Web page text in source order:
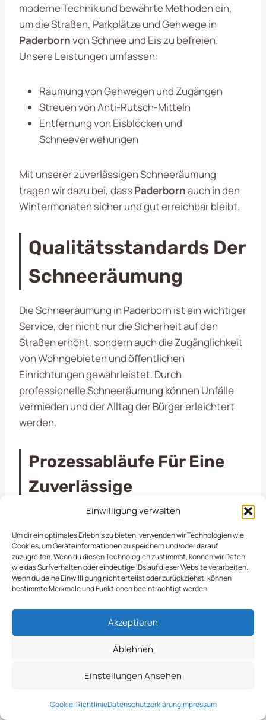
Einwilligung verwalten
Um dir ein optimales Erlebnis zu bieten, verwenden wir Technologien wie
Cookies, um Geräteinformationen zu speichern und/oder darauf
zuzugreifen. Wenn du diesen Technologien zustimmst, können wir Daten
wie das Surfverhalten oder eindeutige IDs auf dieser Website verarbeiten.
Wenn du deine Einwillligung nicht erteilst oder zurückziehst, können
bestimmte Merkmale und Funktionen beeinträchtigt werden.
Akzeptieren
Ablehnen
Einstellungen Ansehen
Cookie-RichtlinieDatenschutzerklärungImpressum
moderne Technik und bewährte Methoden ein,
um die Straßen, Parkplätze und Gehwege in
Paderbornvon Schnee und Eis zu befreien.
Unsere Leistungen umfassen:
Räumung von Gehwegen und Zugängen
Streuen von Anti-Rutsch-Mitteln
Entfernung von Eisblöcken und
Schneeverwehungen
Mit unserer zuverlässigen Schneeräumung
tragen wir dazu bei, dassPaderbornauch in den
Wintermonaten sicher und gut erreichbar bleibt.
Qualitätsstandards Der
Schneeräumung
Die Schneeräumung in Paderborn ist ein wichtiger
Service, der nicht nur die Sicherheit auf den
Straßen erhöht, sondern auch die Zugänglichkeit
von Wohngebieten und öffentlichen
Einrichtungen gewährleistet. Durch
professionelle Schneeräumung können Unfälle
vermieden und der Alltag der Bürger erleichtert
werden.
Prozessabläufe Für Eine
Zuverlässige
Schneeräumung
In der kalten Jahreszeit sind wir in Paderborn
besonders gefordert, wenn es um die
Schneeräumung geht. Als erfahrenes Team für
Gewerbe- und Kommunalflächen zu
gewährleisten. Unsere professionellen
Schneeräumen von Gehwegen und Parkplätzen,
Vermeidung von Glätte. Dabei setzen wir auf